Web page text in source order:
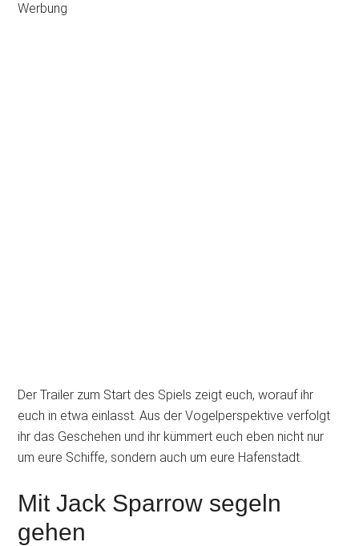
Werbung
Der Trailer zum Start des Spiels zeigt euch, worauf ihr
euch in etwa einlasst. Aus der Vogelperspektive verfolgt
ihr das Geschehen und ihr kümmert euch eben nicht nur
um eure Schiffe, sondern auch um eure Hafenstadt.
Mit Jack Sparrow segeln
gehen